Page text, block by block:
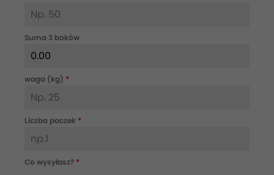
Suma 3 boków
waga (kg) *
Liczba paczek *
Co wysyłasz? *